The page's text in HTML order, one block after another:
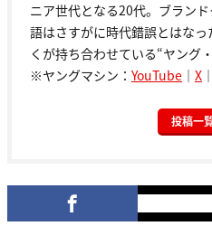
ニア世代となる20代。ブラン
語はさすがに時代錯誤とはな
くが持ち合わせている“ヤング
※ヤングマシン： YouTube ｜ X ｜
投稿一